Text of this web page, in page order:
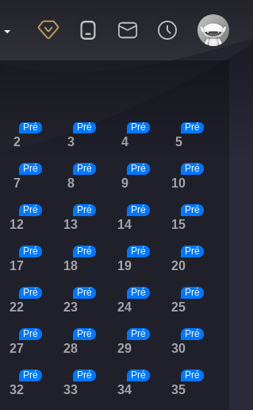
2
Pré
3
Pré
4
Pré
5
Pré
7
Pré
8
Pré
9
Pré
10
Pré
12
Pré
13
Pré
14
Pré
15
Pré
17
Pré
18
Pré
19
Pré
20
Pré
22
Pré
23
Pré
24
Pré
25
Pré
27
Pré
28
Pré
29
Pré
30
Pré
32
Pré
33
Pré
34
Pré
35
Pré